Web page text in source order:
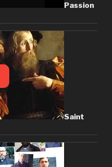
Passion
Saint